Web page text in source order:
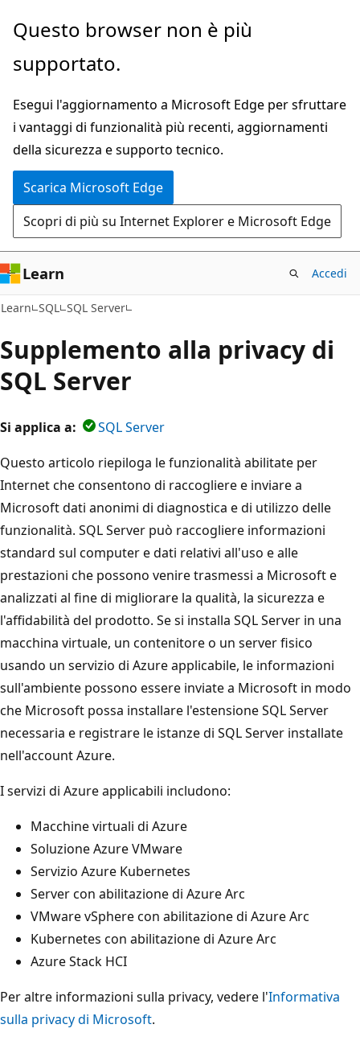
Ignora
passa
contenuto
principale
Questo browser non è più
supportato.
Esegui l'aggiornamento a Microsoft Edge per sfruttare
i vantaggi di funzionalità più recenti, aggiornamenti
della sicurezza e supporto tecnico.
Scarica Microsoft Edge
Scopri di più su Internet Explorer e Microsoft Edge
Learn Accedi
Learn SQL SQL Server
Supplemento alla privacy di
SQL Server
Si applica a:
SQL Server
Questo articolo riepiloga le funzionalità abilitate per
Internet che consentono di raccogliere e inviare a
Microsoft dati anonimi di diagnostica e di utilizzo delle
funzionalità. SQL Server può raccogliere informazioni
standard sul computer e dati relativi all'uso e alle
prestazioni che possono venire trasmessi a Microsoft e
analizzati al fine di migliorare la qualità, la sicurezza e
l'affidabilità del prodotto. Se si installa SQL Server in una
macchina virtuale, un contenitore o un server fisico
usando un servizio di Azure applicabile, le informazioni
sull'ambiente possono essere inviate a Microsoft in modo
che Microsoft possa installare l'estensione SQL Server
necessaria e registrare le istanze di SQL Server installate
nell'account Azure.
I servizi di Azure applicabili includono:
Macchine virtuali di Azure
Soluzione Azure VMware
Servizio Azure Kubernetes
Server con abilitazione di Azure Arc
VMware vSphere con abilitazione di Azure Arc
Kubernetes con abilitazione di Azure Arc
Azure Stack HCI
Per altre informazioni sulla privacy, vedere l'Informativa
sulla privacy di Microsoft.